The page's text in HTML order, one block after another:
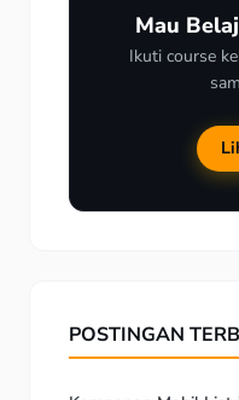
Mau
Ikuti course
POSTINGAN